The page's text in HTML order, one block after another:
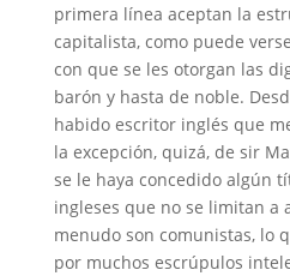
primera línea aceptan la
capitalista, como puede
con que se les otorgan las
barón y hasta de noble.
habido escritor inglés que
la excepción, quizá, de sir
se le haya concedido algún
ingleses que no se limitan a
menudo son comunistas, lo
por muchos escrúpulos